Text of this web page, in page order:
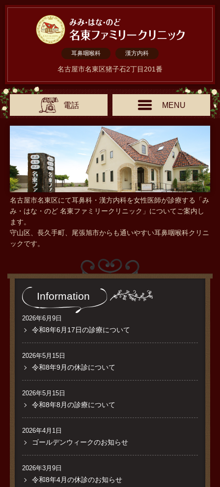
耳鼻咽喉科 漢方内科
名古屋市名東区猪子石2丁目201番
電話 MENU
名古屋市名東区にて耳鼻科・漢方内科を女性医師が診療する「み
み・はな・のど 名東ファミリークリニック」についてご案内し
ます。
守山区、長久手町、尾張旭市からも通いやすい耳鼻咽喉科クリニ
ックです。
Information
2026年6月9日
令和8年6月17日の診療について
2026年5月15日
令和8年9月の休診について
2026年5月15日
令和8年8月の診療について
2026年4月1日
ゴールデンウィークのお知らせ
2026年3月9日
令和8年4月の休診のお知らせ